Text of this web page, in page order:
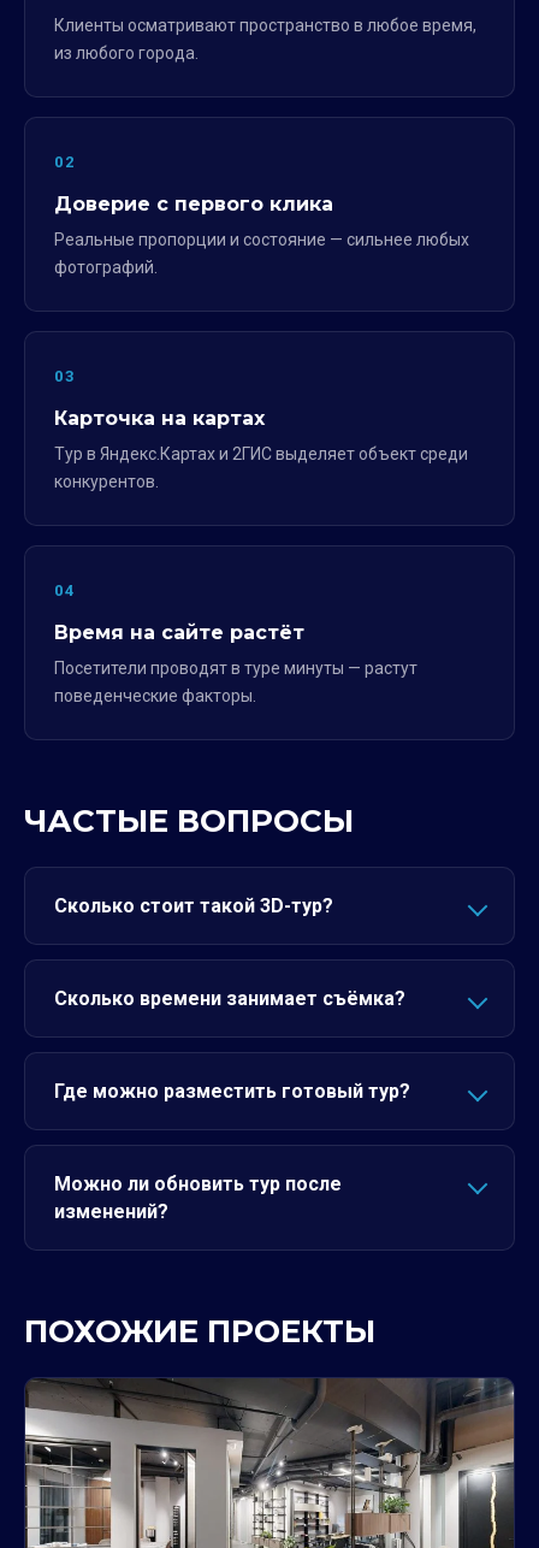
Клиенты осматривают пространство в любое время,
из любого города.
02
Доверие с первого клика
Реальные пропорции и состояние — сильнее любых
фотографий.
03
Карточка на картах
Тур в Яндекс.Картах и 2ГИС выделяет объект среди
конкурентов.
04
Время на сайте растёт
Посетители проводят в туре минуты — растут
поведенческие факторы.
ЧАСТЫЕ ВОПРОСЫ
Сколько стоит такой 3D-тур?
Сколько времени занимает съёмка?
Где можно разместить готовый тур?
Можно ли обновить тур после
изменений?
ПОХОЖИЕ ПРОЕКТЫ